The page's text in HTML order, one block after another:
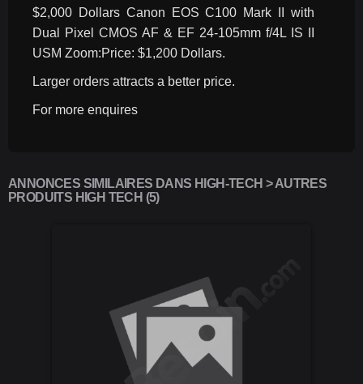
$2,000 Dollars Canon EOS C100 Mark II with
Dual Pixel CMOS AF & EF 24-105mm f/4L IS II
USM Zoom:Price: $1,200 Dollars.
Larger orders attracts a better price.
For more enquires
ANNONCES SIMILAIRES DANS HIGH-TECH > AUTRES
PRODUITS HIGH TECH (5)